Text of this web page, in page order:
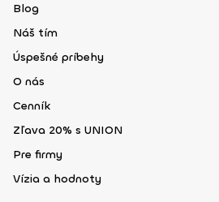
Blog
Náš tím
Úspešné príbehy
O nás
Cenník
Zľava 20% s UNION
Pre firmy
Vízia a hodnoty